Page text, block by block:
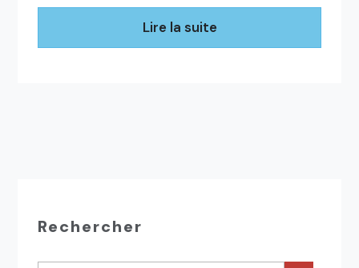
Lire la suite
Rechercher